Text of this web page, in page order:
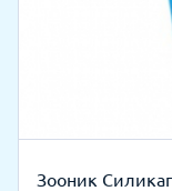
Зооник